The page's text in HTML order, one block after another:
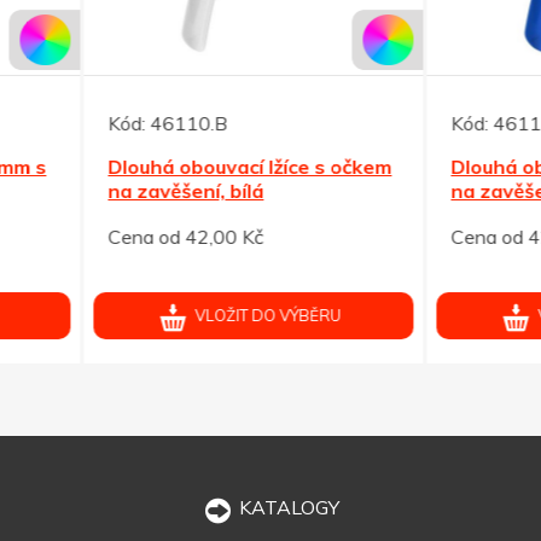
obouvací lžíce s očkem
VLOŽIT DO VÝBĚRU
Dlouhá obouvací lžíce s
na zavěšení, modrá
VLOŽIT DO VÝBĚRU
KATALOGY